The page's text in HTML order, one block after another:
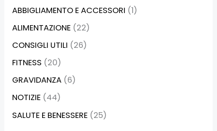
ABBIGLIAMENTO E ACCESSORI (1)
ALIMENTAZIONE (22)
CONSIGLI UTILI (26)
FITNESS (20)
GRAVIDANZA (6)
NOTIZIE (44)
SALUTE E BENESSERE (25)